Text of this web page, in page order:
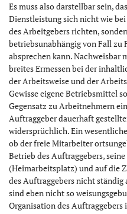
Es muss also darstellbar sein,
Dienstleistung sich nicht wie
des Arbeitgebers richten,
betriebsunabhängig von Fall zu
absprechen kann. Nachweisbar
breites Ermessen bei der
der Arbeitsweise und der
Gewisse eigene Betriebsmittel
Gegensatz zu Arbeitnehmern
Auftraggeber dauerhaft
widersprüchlich. Ein
ob der freie Mitarbeiter
Betrieb des Auftraggebers,
(Heimarbeitsplatz) und auf die
des Auftraggebers nicht
sind eben nicht so
Organisation des